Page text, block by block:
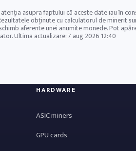
asupra faptului că aceste date iau în
obținute cu calculatorul de minerit
aferente unei anumite monede. Pot
Ultima actualizare:7 aug 2026 12:40
HARDWARE
ASIC miners
GPU cards